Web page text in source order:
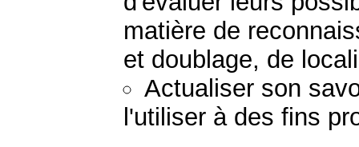
matière de
et doublage, de
Actualiser son
l'utiliser à des fins